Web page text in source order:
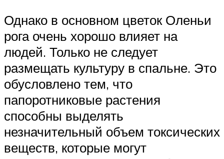
Однако в основном цветок Оленьи
рога очень хорошо влияет на
людей. Только не следует
размещать культуру в спальне. Это
обусловлено тем, что
папоротниковые растения
способны выделять
незначительный объем токсических
веществ, которые могут